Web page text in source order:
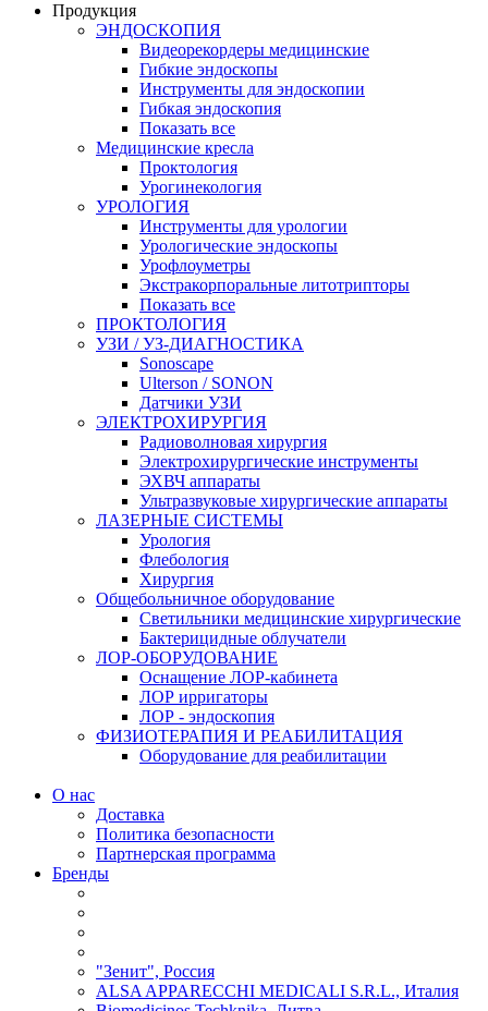
Продукция
ЭНДОСКОПИЯ
Видеорекордеры медицинские
Гибкие эндоскопы
Инструменты для эндоскопии
Гибкая эндоскопия
Показать все
Медицинские кресла
Проктология
Урогинекология
УРОЛОГИЯ
Инструменты для урологии
Урологические эндоскопы
Урофлоуметры
Экстракорпоральные литотрипторы
Показать все
ПРОКТОЛОГИЯ
УЗИ / УЗ-ДИАГНОСТИКА
Sonoscape
Ulterson / SONON
Датчики УЗИ
ЭЛЕКТРОХИРУРГИЯ
Радиоволновая хирургия
Электрохирургические инструменты
ЭХВЧ аппараты
Ультразвуковые хирургические аппараты
ЛАЗЕРНЫЕ СИСТЕМЫ
Урология
Флебология
Хирургия
Общебольничное оборудование
Светильники медицинские хирургические
Бактерицидные облучатели
ЛОР-ОБОРУДОВАНИЕ
Оснащение ЛОР-кабинета
ЛОР ирригаторы
ЛОР - эндоскопия
ФИЗИОТЕРАПИЯ И РЕАБИЛИТАЦИЯ
Оборудование для реабилитации
О нас
Доставка
Политика безопасности
Партнерская программа
Бренды
"Зенит", Россия
ALSA APPARECCHI MEDICALI S.R.L., Италия